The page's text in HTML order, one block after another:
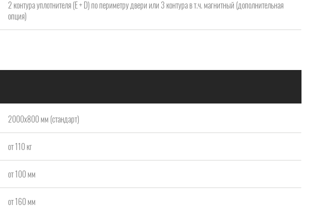
2 контура уплотнителя (Е + D) по периметру двери или 3 контура в т.ч. магнитный (дополнительная
опция)
2000x800 мм (стандарт)
от 110 кг
от 100 мм
от 160 мм